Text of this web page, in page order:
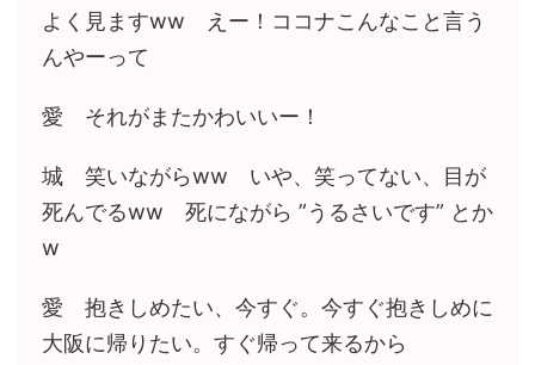
よく見ますww えー！ココナこんなこと言う
んやーって
愛 それがまたかわいいー！
城 笑いながらww いや、笑ってない、目が
死んでるww 死にながら ”うるさいです” とか
w
愛 抱きしめたい、今すぐ。今すぐ抱きしめに
大阪に帰りたい。すぐ帰って来るから